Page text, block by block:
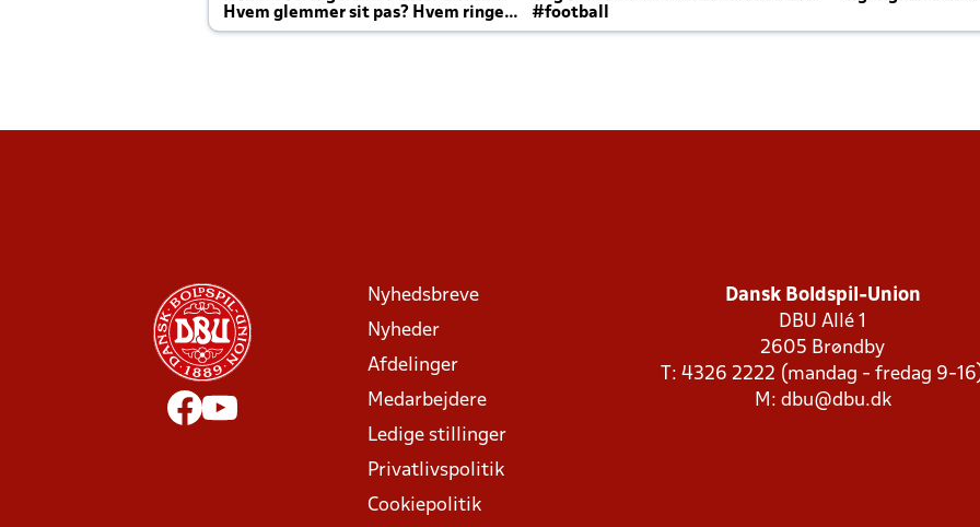
Hvem glemmer sit pas? Hvem ringer
Joachim altid til efter kampe?
#football
Nyhedsbreve
Nyheder
Afdelinger
Medarbejdere
Ledige stillinger
Privatlivspolitik
Cookiepolitik
Dansk Boldspil-Union
DBU Allé 1
2605 Brøndby
T: 4326 2222 (mandag - fredag 9-
M: dbu@dbu.dk